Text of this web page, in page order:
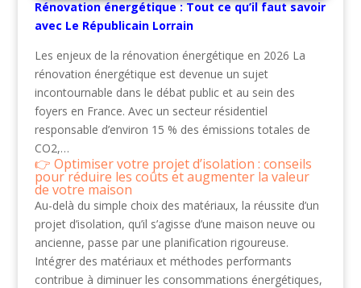
Rénovation énergétique : Tout ce qu’il faut savoir
avec Le Républicain Lorrain
Les enjeux de la rénovation énergétique en 2026 La
rénovation énergétique est devenue un sujet
incontournable dans le débat public et au sein des
foyers en France. Avec un secteur résidentiel
responsable d’environ 15 % des émissions totales de
CO2,…
Optimiser votre projet d’isolation : conseils
pour réduire les coûts et augmenter la valeur
de votre maison
Au-delà du simple choix des matériaux, la réussite d’un
projet d’isolation, qu’il s’agisse d’une maison neuve ou
ancienne, passe par une planification rigoureuse.
Intégrer des matériaux et méthodes performants
contribue à diminuer les consommations énergétiques,